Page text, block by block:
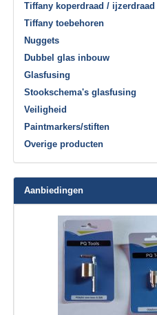
Tiffany koperdraad / ijzerdraad
Tiffany toebehoren
Nuggets
Dubbel glas inbouw
Glasfusing
Stookschema's glasfusing
Veiligheid
Paintmarkers/stiften
Overige producten
Aanbiedingen